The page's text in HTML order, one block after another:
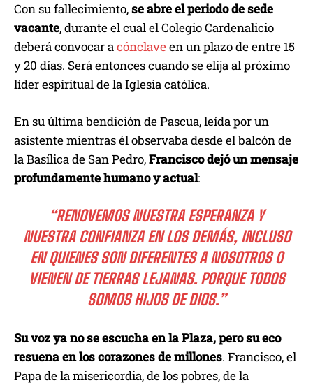
Con su fallecimiento,se abre el periodo de sede
vacante, durante el cual el Colegio Cardenalicio
deberá convocar acónclaveen un plazo de entre 15
y 20 días. Será entonces cuando se elija al próximo
líder espiritual de la Iglesia católica.
En su última bendición de Pascua, leída por un
asistente mientras él observaba desde el balcón de
la Basílica de San Pedro,Francisco dejó un mensaje
profundamente humano y actual:
“RENOVEMOS NUESTRA ESPERANZA Y
NUESTRA CONFIANZA EN LOS DEMÁS, INCLUSO
EN QUIENES SON DIFERENTES A NOSOTROS O
VIENEN DE TIERRAS LEJANAS. PORQUE TODOS
SOMOS HIJOS DE DIOS.”
Su voz ya no se escucha en la Plaza, pero su eco
resuena en los corazones de millones. Francisco, el
Papa de la misericordia, de los pobres, de la